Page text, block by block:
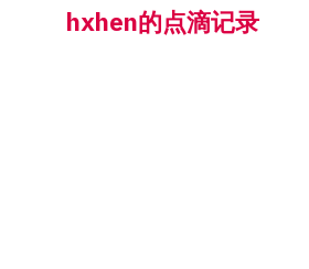
hxhen的点滴记录